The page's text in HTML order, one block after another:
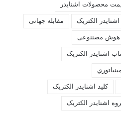
محصولات اشنایدر
الکتریک مقابله جهانی
هوش مصننوعی
اشنایدر الکتریک
کلید اشنایدر الکتریک
اشنایدر الکتریک